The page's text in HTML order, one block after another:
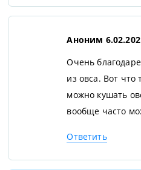
Аноним
Очень
из овса. Вот что
можно кушать
вообще часто
Ответить